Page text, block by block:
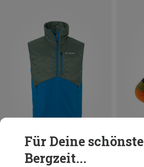
Du sparst 25%
Für Deine schönste
Bergzeit...